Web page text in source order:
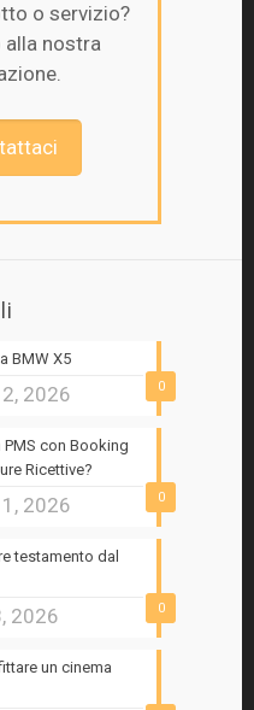
o servizio?
alla nostra
0
BMW X5
2026
0
PMS con Booking
Ricettive?
2026
0
testamento dal
2026
un cinema